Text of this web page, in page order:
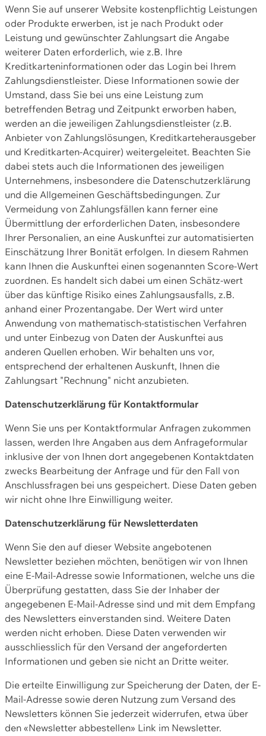
Wenn Sie auf unserer Website kostenpflichtig Leistungen
oder Produkte erwerben, ist je nach Produkt oder
Leistung und gewünschter Zahlungsart die Angabe
weiterer Daten erforderlich, wie z.B. Ihre
Kreditkarteninformationen oder das Login bei Ihrem
Zahlungsdienstleister. Diese Informationen sowie der
Umstand, dass Sie bei uns eine Leistung zum
betreffenden Betrag und Zeitpunkt erworben haben,
werden an die jeweiligen Zahlungsdienstleister (z.B.
Anbieter von Zahlungslösungen, Kreditkarteherausgeber
und Kreditkarten-Acquirer) weitergeleitet. Beachten Sie
dabei stets auch die Informationen des jeweiligen
Unternehmens, insbesondere die Datenschutzerklärung
und die Allgemeinen Geschäftsbedingungen. Zur
Vermeidung von Zahlungsfällen kann ferner eine
Übermittlung der erforderlichen Daten, insbesondere
Ihrer Personalien, an eine Auskunftei zur automatisierten
Einschätzung Ihrer Bonität erfolgen. In diesem Rahmen
kann Ihnen die Auskunftei einen sogenannten Score-Wert
zuordnen. Es handelt sich dabei um einen Schätz-wert
über das künftige Risiko eines Zahlungsausfalls, z.B.
anhand einer Prozentangabe. Der Wert wird unter
Anwendung von mathematisch-statistischen Verfahren
und unter Einbezug von Daten der Auskunftei aus
anderen Quellen erhoben. Wir behalten uns vor,
entsprechend der erhaltenen Auskunft, Ihnen die
Zahlungsart "Rechnung" nicht anzubieten.
Datenschutzerklärung für Kontaktformular
Wenn Sie uns per Kontaktformular Anfragen zukommen
lassen, werden Ihre Angaben aus dem Anfrageformular
inklusive der von Ihnen dort angegebenen Kontaktdaten
zwecks Bearbeitung der Anfrage und für den Fall von
Anschlussfragen bei uns gespeichert. Diese Daten geben
wir nicht ohne Ihre Einwilligung weiter.
Datenschutzerklärung für Newsletterdaten
Wenn Sie den auf dieser Website angebotenen
Newsletter beziehen möchten, benötigen wir von Ihnen
eine E-Mail-Adresse sowie Informationen, welche uns die
Überprüfung gestatten, dass Sie der Inhaber der
angegebenen E-Mail-Adresse sind und mit dem Empfang
des Newsletters einverstanden sind. Weitere Daten
werden nicht erhoben. Diese Daten verwenden wir
ausschliesslich für den Versand der angeforderten
Informationen und geben sie nicht an Dritte weiter.
Die erteilte Einwilligung zur Speicherung der Daten, der E-
Mail-Adresse sowie deren Nutzung zum Versand des
Newsletters können Sie jederzeit widerrufen, etwa über
den «Newsletter abbestellen» Link im Newsletter.